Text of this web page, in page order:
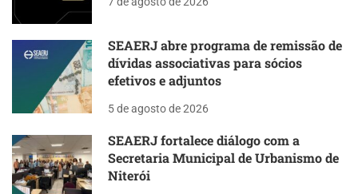
SEAERJ abre programa de remissão de
dívidas associativas para sócios
efetivos e adjuntos
5 de agosto de 2026
SEAERJ fortalece diálogo com a
Secretaria Municipal de Urbanismo de
Niterói